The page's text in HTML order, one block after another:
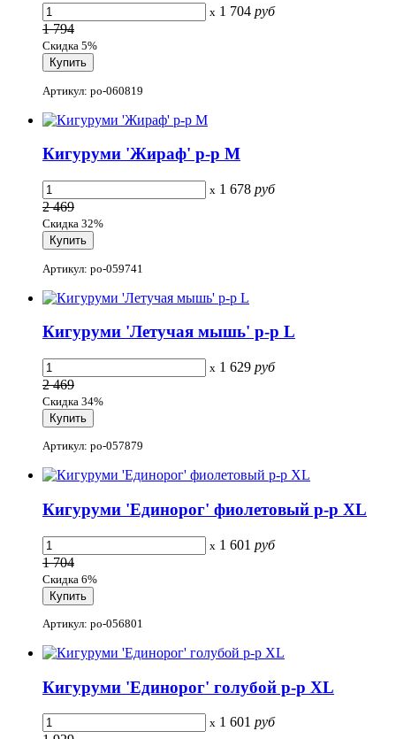
x 1 704 руб
1 794
Скидка 5%
Артикул: po-060819
Кигуруми 'Жираф' р-р M
x 1 678 руб
2 469
Скидка 32%
Артикул: po-059741
Кигуруми 'Летучая мышь' р-р L
x 1 629 руб
2 469
Скидка 34%
Артикул: po-057879
Кигуруми 'Единорог' фиолетовый р-р XL
x 1 601 руб
1 704
Скидка 6%
Артикул: po-056801
Кигуруми 'Единорог' голубой р-р XL
x 1 601 руб